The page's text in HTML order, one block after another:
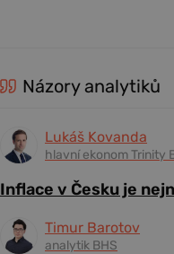
Názory analytiků
Lukáš Kovanda
hlavní ekonom Trinity
Inflace v Česku je
Timur Barotov
analytik BHS